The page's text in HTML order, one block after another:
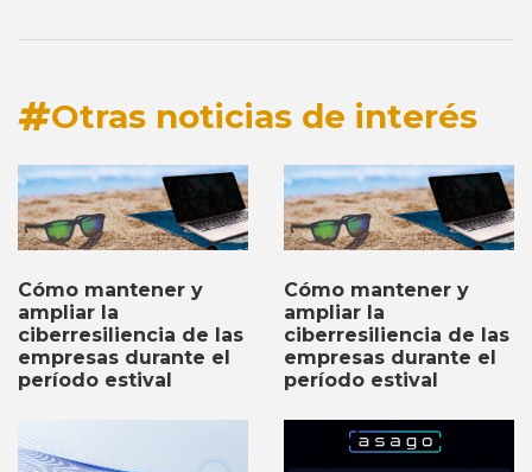
Otras noticias de interés
Cómo mantener y
ampliar la
ciberresiliencia de las
empresas durante el
período estival
Cómo mantener y
ampliar la
ciberresiliencia de las
empresas durante el
período estival